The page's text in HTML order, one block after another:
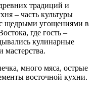
традиций и
– часть культуры
с щедрыми угощениями в
где гость –
кулинарные
мастерства.
много мяса, острые
восточной кухни.